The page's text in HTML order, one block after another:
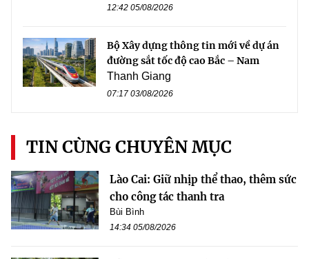
12:42 05/08/2026
Bộ Xây dựng thông tin mới về dự án
đường sắt tốc độ cao Bắc – Nam
Thanh Giang
07:17 03/08/2026
TIN CÙNG CHUYÊN MỤC
Lào Cai: Giữ nhịp thể thao, thêm sức
cho công tác thanh tra
Bùi Bình
14:34 05/08/2026